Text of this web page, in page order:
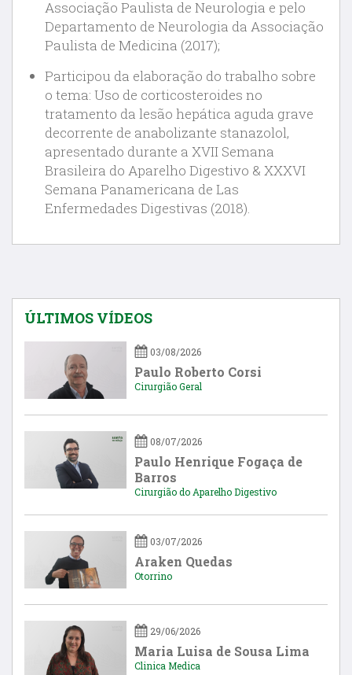
Associação Paulista de Neurologia e pelo
Departamento de Neurologia da Associação
Paulista de Medicina (2017);
Participou da elaboração do trabalho sobre
o tema: Uso de corticosteroides no
tratamento da lesão hepática aguda grave
decorrente de anabolizante stanazolol,
apresentado durante a XVII Semana
Brasileira do Aparelho Digestivo & XXXVI
Semana Panamericana de Las
Enfermedades Digestivas (2018).
ÚLTIMOS VÍDEOS
03/08/2026
Paulo Roberto Corsi
Cirurgião Geral
08/07/2026
Paulo Henrique Fogaça de
Barros
Cirurgião do Aparelho Digestivo
03/07/2026
Araken Quedas
Otorrino
29/06/2026
Maria Luisa de Sousa Lima
Clinica Medica